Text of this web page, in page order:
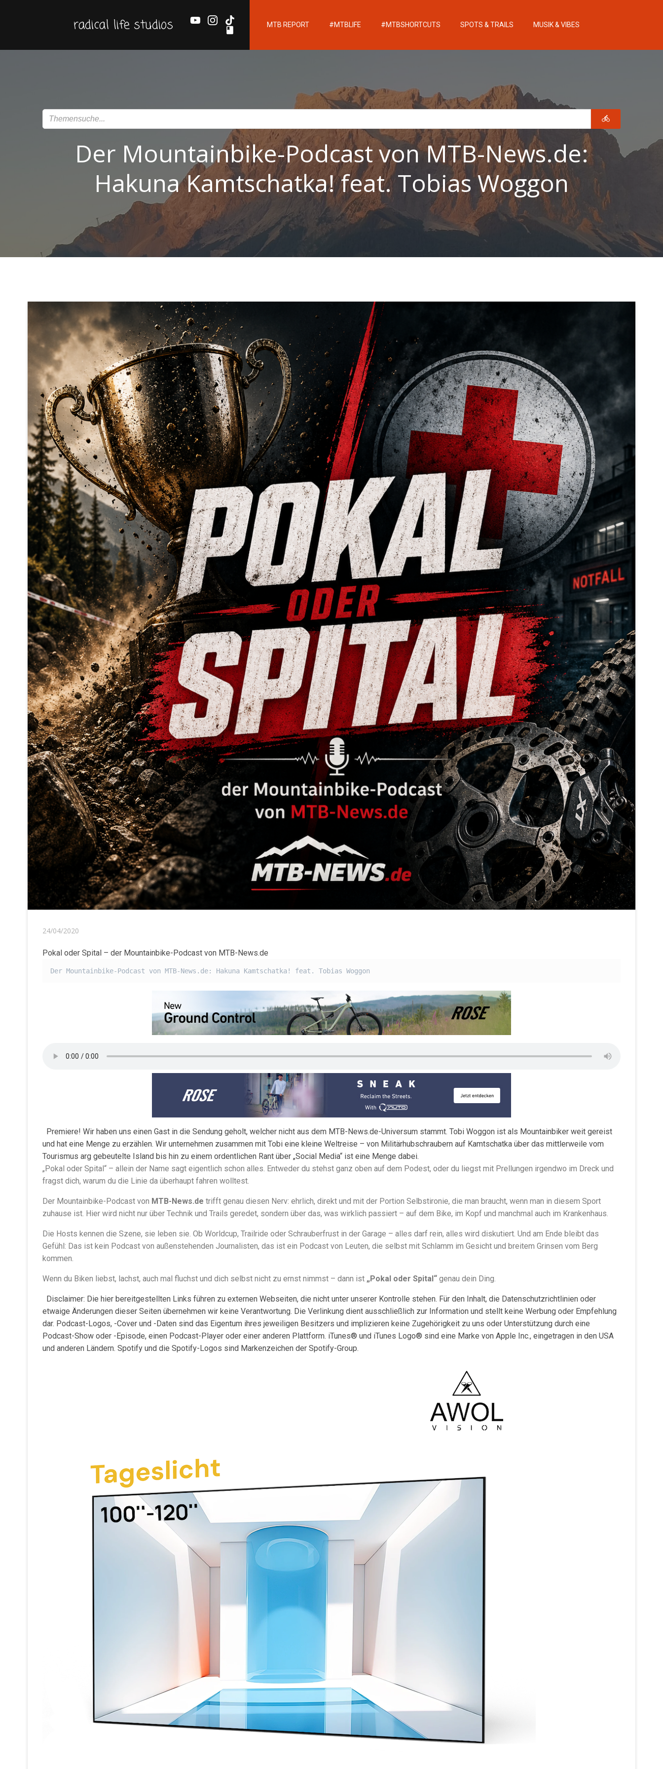
radical life studios MTB REPORT #MTBLIFE #MTBSHORTCUTS SPOTS & TRAILS MUSIK & VIBES
Der Mountainbike-Podcast von MTB-News.de:
Hakuna Kamtschatka! feat. Tobias Woggon
24/04/2020
Pokal oder Spital – der Mountainbike-Podcast von MTB-News.de
Der Mountainbike-Podcast von MTB-News.de: Hakuna Kamtschatka! feat. Tobias Woggon
Premiere! Wir haben uns einen Gast in die Sendung geholt, welcher nicht aus dem MTB-News.de-Universum stammt. Tobi Woggon ist als Mountainbiker weit gereist
und hat eine Menge zu erzählen. Wir unternehmen zusammen mit Tobi eine kleine Weltreise – von Militärhubschraubern auf Kamtschatka über das mittlerweile vom
Tourismus arg gebeutelte Island bis hin zu einem ordentlichen Rant über „Social Media“ ist eine Menge dabei.
„Pokal oder Spital“ – allein der Name sagt eigentlich schon alles. Entweder du stehst ganz oben auf dem Podest, oder du liegst mit Prellungen irgendwo im Dreck und
fragst dich, warum du die Linie da überhaupt fahren wolltest.
Der Mountainbike-Podcast von MTB-News.de trifft genau diesen Nerv: ehrlich, direkt und mit der Portion Selbstironie, die man braucht, wenn man in diesem Sport
zuhause ist. Hier wird nicht nur über Technik und Trails geredet, sondern über das, was wirklich passiert – auf dem Bike, im Kopf und manchmal auch im Krankenhaus.
Die Hosts kennen die Szene, sie leben sie. Ob Worldcup, Trailride oder Schrauberfrust in der Garage – alles darf rein, alles wird diskutiert. Und am Ende bleibt das
Gefühl: Das ist kein Podcast von außenstehenden Journalisten, das ist ein Podcast von Leuten, die selbst mit Schlamm im Gesicht und breitem Grinsen vom Berg
kommen.
Wenn du Biken liebst, lachst, auch mal fluchst und dich selbst nicht zu ernst nimmst – dann ist „Pokal oder Spital“ genau dein Ding.
Disclaimer: Die hier bereitgestellten Links führen zu externen Webseiten, die nicht unter unserer Kontrolle stehen. Für den Inhalt, die Datenschutzrichtlinien oder
etwaige Änderungen dieser Seiten übernehmen wir keine Verantwortung. Die Verlinkung dient ausschließlich zur Information und stellt keine Werbung oder Empfehlung
dar. Podcast-Logos, -Cover und -Daten sind das Eigentum ihres jeweiligen Besitzers und implizieren keine Zugehörigkeit zu uns oder Unterstützung durch eine
Podcast-Show oder -Episode, einen Podcast-Player oder einer anderen Plattform. iTunes® und iTunes Logo® sind eine Marke von Apple Inc., eingetragen in den USA
und anderen Ländern. Spotify und die Spotify-Logos sind Markenzeichen der Spotify-Group.